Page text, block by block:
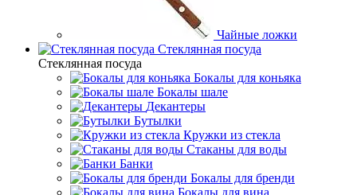
Чайные ложки
Стеклянная посуда
Стеклянная посуда
Бокалы для коньяка
Бокалы шале
Декантеры
Бутылки
Кружки из стекла
Стаканы для воды
Банки
Бокалы для бренди
Бокалы для вина